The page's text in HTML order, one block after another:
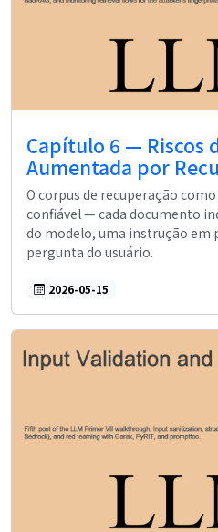
Capítulo 6 — Riscos
Aumentada por
O corpus de recuperação
confiável — cada documento
do modelo, uma instrução em
pergunta do usuário.
2026-05-15